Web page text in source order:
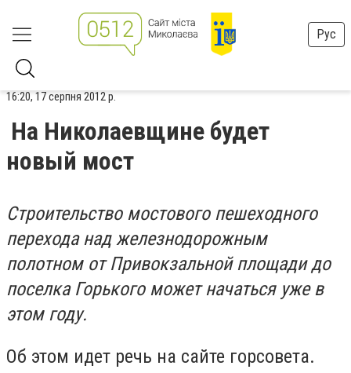
Рус
16:20, 17 серпня 2012 р.
На Николаевщине будет
новый мост
Строительство мостового пешеходного
перехода над железнодорожным
полотном от Привокзальной площади до
поселка Горького может начаться уже в
этом году.
Об этом идет речь на сайте горсовета.